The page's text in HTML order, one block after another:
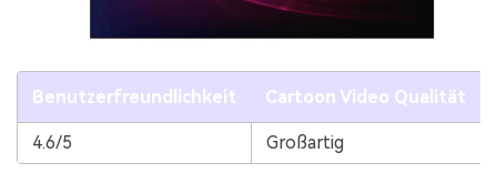
Benutzerfreundlichkeit Cartoon Video Qualität
4.6/5 Großartig